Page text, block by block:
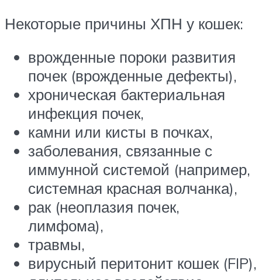
Некоторые причины ХПН у кошек:
врожденные пороки развития
почек (врожденные дефекты),
хроническая бактериальная
инфекция почек,
камни или кисты в почках,
заболевания, связанные с
иммунной системой (например,
системная красная волчанка),
рак (неоплазия почек,
лимфома),
травмы,
вирусный перитонит кошек (FIP),